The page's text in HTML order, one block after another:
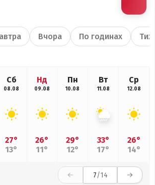
Вчора По годинах
Сб
08.08
27°
13°
Нд
09.08
26°
11°
Пн
10.08
29°
12°
Вт
11.08
33°
17°
Ср
12.08
26°
14°
7/14